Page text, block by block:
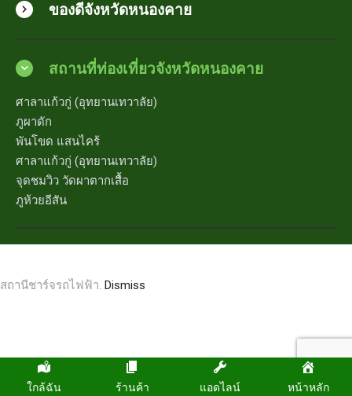
ของดีจังหวัดหนองคาย
สถานที่ท่องเที่ยวจังหวัดหนองคาย
ศาลาแก้วกู่ (อุทยานเทวาลัย)
ภูผาดัก
พันโขด แสนไคร้
ศาลาแก้วกู่ (อุทยานเทวาลัย)
จุดชมวิว วัดผาตากเสื้อ
ภูห้วยอีสัน
ใกล้ฉัน ร้านค้า แอดไลน์ หน้าหลัก
สถานีชาร์จรถไฟฟ้า. Dismiss